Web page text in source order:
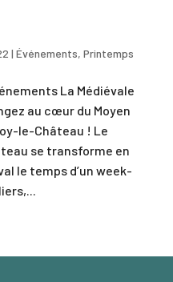
| Événements, Printemps
La Médiévale
au cœur du Moyen
le-Château ! Le
se transforme en
le temps d’un week-